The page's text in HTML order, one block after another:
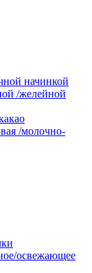
начинкой
/желейной
/молочно-
освежающее